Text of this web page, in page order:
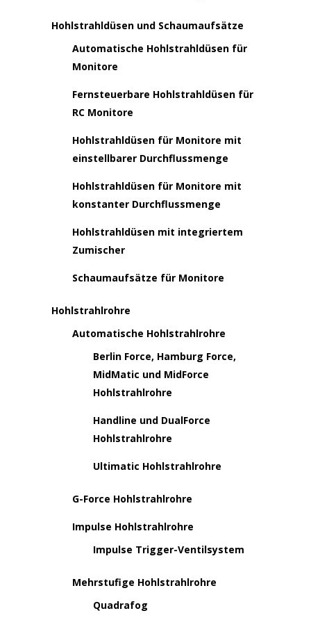
Hohlstrahldüsen und Schaumaufsätze
Automatische Hohlstrahldüsen für
Monitore
Fernsteuerbare Hohlstrahldüsen für
RC Monitore
Hohlstrahldüsen für Monitore mit
einstellbarer Durchflussmenge
Hohlstrahldüsen für Monitore mit
konstanter Durchflussmenge
Hohlstrahldüsen mit integriertem
Zumischer
Schaumaufsätze für Monitore
Hohlstrahlrohre
Automatische Hohlstrahlrohre
Berlin Force, Hamburg Force,
MidMatic und MidForce
Hohlstrahlrohre
Handline und DualForce
Hohlstrahlrohre
Ultimatic Hohlstrahlrohre
G-Force Hohlstrahlrohre
Impulse Hohlstrahlrohre
Impulse Trigger-Ventilsystem
Mehrstufige Hohlstrahlrohre
Quadrafog